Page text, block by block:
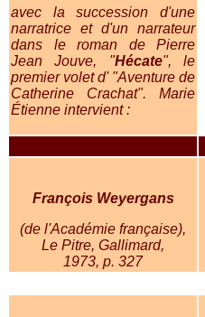
avec la succession d'une
narratrice et d'un narrateur
dans le roman de Pierre
Jean Jouve, "Hécate", le
premier volet d' "Aventure de
Catherine Crachat". Marie
Étienne intervient :
François Weyergans
(de l'Académie française),
Le Pitre, Gallimard,
1973, p. 327